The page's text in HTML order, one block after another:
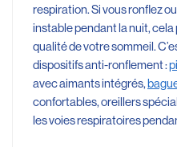
respiration. Si vous ronflez
instable pendant la nuit,
qualité de votre sommeil.
dispositifs anti-ronflement :
avec aimants intégrés,
confortables, oreillers
les voies respiratoires